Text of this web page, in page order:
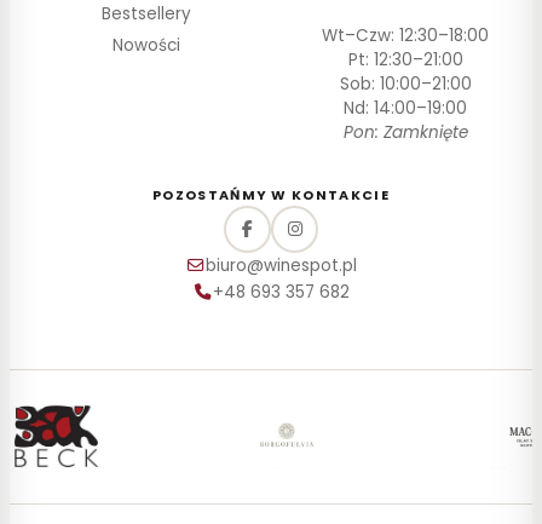
Bestsellery
Nowości
Wt–Czw: 12:30–18:00
Pt: 12:30–21:00
Sob: 10:00–21:00
Nd: 14:00–19:00
Pon: Zamknięte
POZOSTAŃMY W KONTAKCIE
biuro@winespot.pl
+48 693 357 682